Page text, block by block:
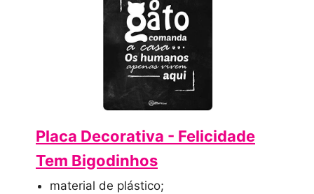
Placa Decorativa - Felicidade
Tem Bigodinhos
material de plástico;